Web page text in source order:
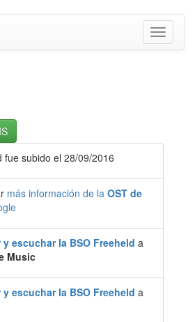
Toggle
fue subido el 28/09/2016
más información de la OST de
escuchar la BSO Freeheld a
Music
escuchar la BSO Freeheld a